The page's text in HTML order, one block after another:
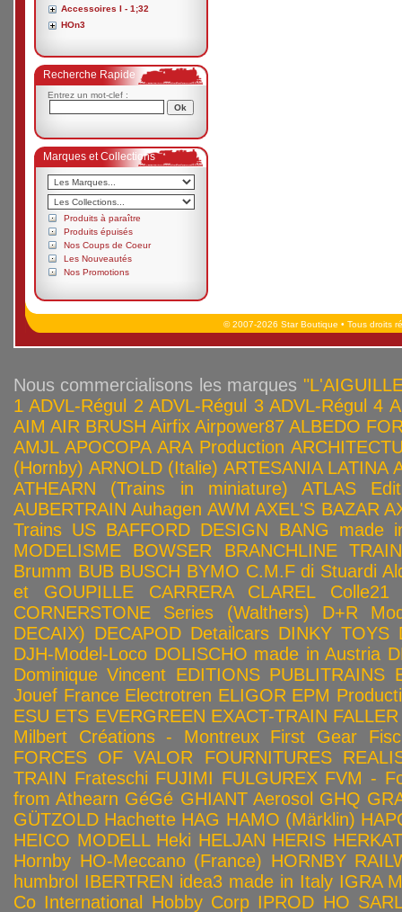
Accessoires I - 1;32
HOn3
Recherche Rapide
Entrez un mot-clef :
Marques et Collections
Produits à paraître
Produits épuisés
Nos Coups de Coeur
Les Nouveautés
Nos Promotions
© 2007-2026 Star Boutique • Tous droits
Nous commercialisons les marques
1 ADVL-Régul 2 ADVL-Régul 3 ADVL-Régul 4
AIM AIR BRUSH Airfix Airpower87 ALBEDO
AMJL APOCOPA ARA Production
(Hornby) ARNOLD (Italie) ARTESANIA LATINA
ATHEARN (Trains in miniature)
ATLAS
AUBERTRAIN Auhagen AWM AXEL'S BAZAR
Trains US BAFFORD DESIGN
BANG made
MODELISME
BOWSER
BRANCHLINE
Brumm BUB BUSCH BYMO C.M.F di Stuardi
et GOUPILLE
CARRERA CLAREL
Colle21
CORNERSTONE Series (Walthers)
D+R
DECAIX) DECAPOD Detailcars DINKY TOYS
DJH-Model-Loco DOLISCHO made in Austria
Dominique Vincent EDITIONS PUBLITRAINS
Jouef France Electrotren ELIGOR EPM
ESU ETS EVERGREEN EXACT-TRAIN FALLER
Milbert Créations - Montreux First Gear
FORCES OF VALOR
FOURNITURES
TRAIN Frateschi FUJIMI FULGUREX FVM -
from Athearn GéGé GHIANT Aerosol GHQ
GÜTZOLD Hachette HAG HAMO (Märklin)
HEICO MODELL Heki HELJAN HERIS HERKAT
Hornby HO-Meccano (France) HORNBY
humbrol IBERTREN idea3 made in Italy IGRA
Co International Hobby Corp IPROD HO